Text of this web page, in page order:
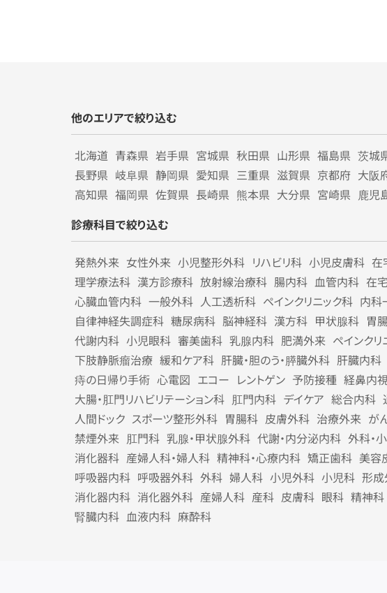
他のエリアで絞り込む
北海道 青森県 岩手県 宮城県 秋田県 山形県 福島県 茨城
長野県 岐阜県 静岡県 愛知県 三重県 滋賀県 京都府 大阪
高知県 福岡県 佐賀県 長崎県 熊本県 大分県 宮崎県 鹿児
診療科目で絞り込む
発熱外来 女性外来 小児整形外科 リハビリ科 小児皮膚科 在
理学療法科 漢方診療科 放射線治療科 腸内科 血管内科 在
心臓血管内科 一般外科 人工透析科 ペインクリニック科 内科
自律神経失調症科 糖尿病科 脳神経科 漢方科 甲状腺科 胃
代謝内科 小児眼科 審美歯科 乳腺内科 肥満外来 ペインク
下肢静脈瘤治療 緩和ケア科 肝臓・胆のう・膵臓外科 肝臓内科
痔の日帰り手術 心電図 エコー レントゲン 予防接種 経鼻内
大腸・肛門リハビリテーション科 肛門内科 デイケア 総合内科
人間ドック スポーツ整形外科 胃腸科 皮膚外科 治療外来 が
禁煙外来 肛門科 乳腺・甲状腺外科 代謝・内分泌内科 外科・
消化器科 産婦人科・婦人科 精神科・心療内科 矯正歯科 美容
呼吸器内科 呼吸器外科 外科 婦人科 小児外科 小児科 形
消化器内科 消化器外科 産婦人科 産科 皮膚科 眼科 精神科
腎臓内科 血液内科 麻酔科